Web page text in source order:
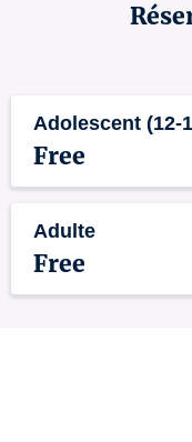
Adolescent (12-
Free
Adulte
Free